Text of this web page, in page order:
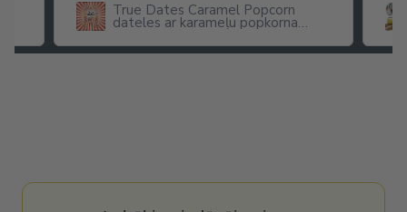
True Dates Caramel Popcorn
dateles ar karameļu popkorna